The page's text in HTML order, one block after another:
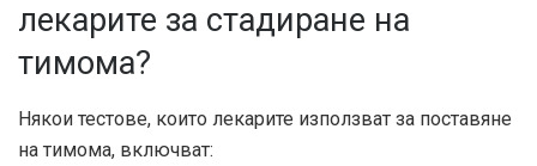
лекарите за стадиране на
тимома?
Някои тестове, които лекарите използват за поставяне
на тимома, включват: